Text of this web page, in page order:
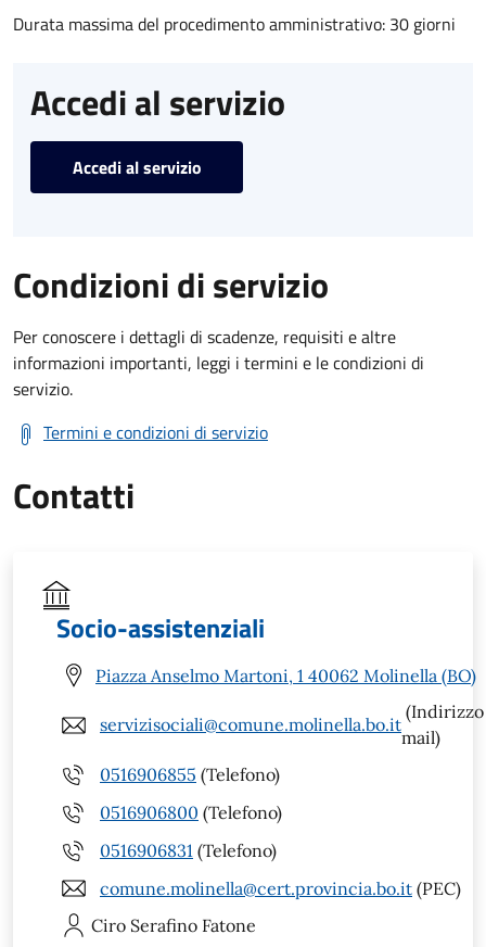
Durata massima del procedimento amministrativo: 30 giorni
Accedi al servizio
Accedi al servizio
Condizioni di servizio
Per conoscere i dettagli di scadenze, requisiti e altre
informazioni importanti, leggi i termini e le condizioni di
servizio.
Termini e condizioni di servizio
Contatti
Socio-assistenziali
Piazza Anselmo Martoni, 1 40062 Molinella (BO)
servizisociali@comune.molinella.bo.it
(Indirizzo
mail)
0516906855 (Telefono)
0516906800 (Telefono)
0516906831 (Telefono)
comune.molinella@cert.provincia.bo.it (PEC)
Ciro Serafino Fatone